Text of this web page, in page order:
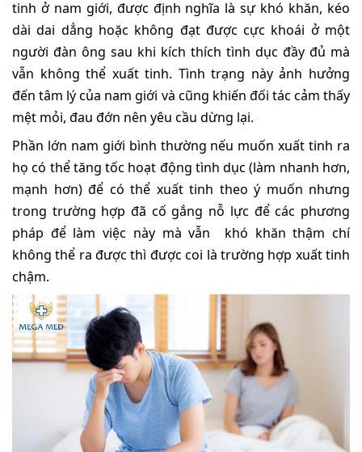
tinh ở nam giới, được định nghĩa là sự khó khăn, kéo
dài dai dẳng hoặc không đạt được cực khoái ở một
người đàn ông sau khi kích thích tình dục đầy đủ mà
vẫn không thể xuất tinh. Tình trạng này ảnh hưởng
đến tâm lý của nam giới và cũng khiến đối tác cảm thấy
mệt mỏi, đau đớn nên yêu cầu dừng lại.
Phần lớn nam giới bình thường nếu muốn xuất tinh ra
họ có thể tăng tốc hoạt động tình dục (làm nhanh hơn,
mạnh hơn) để có thể xuất tinh theo ý muốn nhưng
trong trường hợp đã cố gắng nỗ lực để các phương
pháp để làm việc này mà vẫn khó khăn thậm chí
không thể ra được thì được coi là trường hợp xuất tinh
chậm.